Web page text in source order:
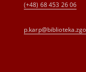
(+48) 68 453 26 06